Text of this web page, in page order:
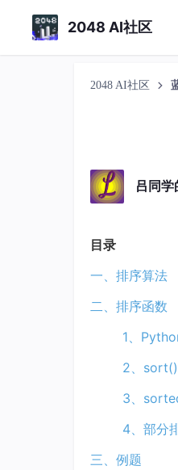
2048 AI社区
2048 AI社区
吕同
目录
一、排序算法
二、排序函数
1、
2、
3、
4、部分
三、例题